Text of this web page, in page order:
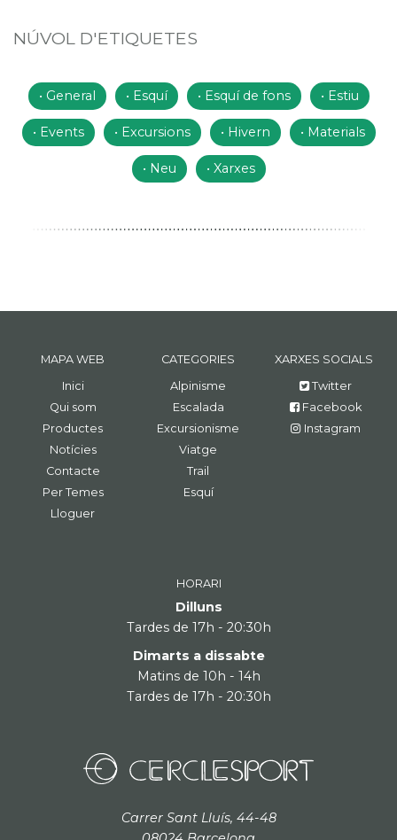
NÚVOL D'ETIQUETES
General Esquí Esquí de fons Estiu
Events Excursions Hivern Materials
Neu Xarxes
MAPA WEB
Inici
Qui som
Productes
Notícies
Contacte
Per Temes
Lloguer
CATEGORIES
Alpinisme
Escalada
Excursionisme
Viatge
Trail
Esquí
XARXES SOCIALS
Twitter
Facebook
Instagram
HORARI
Dilluns
Tardes de 17h - 20:30h
Dimarts a dissabte
Matins de 10h - 14h
Tardes de 17h - 20:30h
Carrer Sant Lluís, 44-48